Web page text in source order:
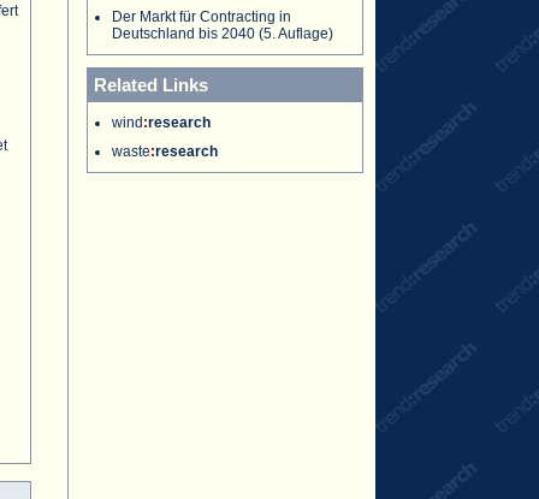
Der Markt für Contracting in
Deutschland bis 2040 (5. Auflage)
Related Links
wind :research
waste:research